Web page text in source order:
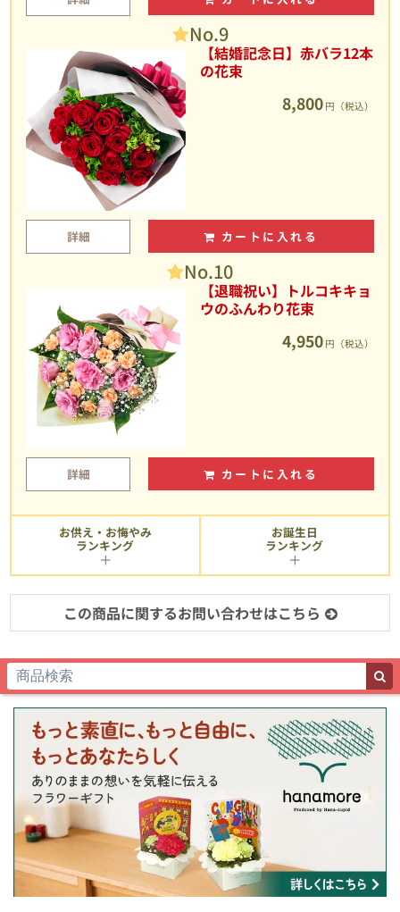
No.9
【結婚記念日】赤バラ12本
の花束
8,800 円（税込）
詳細 カートに入れる
No.10
【退職祝い】トルコキキョ
ウのふんわり花束
4,950 円（税込）
詳細 カートに入れる
お供え・お悔やみ
ランキング
お誕生日
ランキング
この商品に関するお問い合わせはこちら